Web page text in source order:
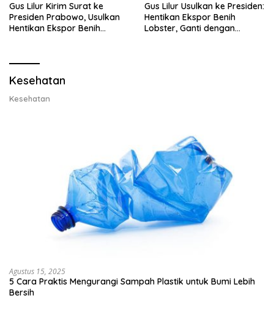
Gus Lilur Kirim Surat ke
Presiden Prabowo, Usulkan
Hentikan Ekspor Benih
Gus Lilur Usulkan ke Presiden:
Hentikan Ekspor Benih
Lobster, Ganti dengan
Kesehatan
Kesehatan
Agustus 15, 2025
5 Cara Praktis Mengurangi Sampah Plastik untuk Bumi Lebih
Bersih